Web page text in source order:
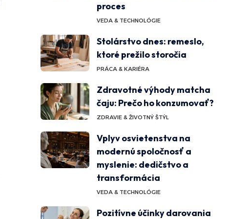
proces
VEDA & TECHNOLÓGIE
Stolárstvo dnes: remeslo,
ktoré prežilo storočia
PRÁCA & KARIÉRA
Zdravotné výhody matcha
čaju: Prečo ho konzumovať?
ZDRAVIE & ŽIVOTNÝ ŠTÝL
Vplyv osvietenstva na
modernú spoločnosť a
myslenie: dedičstvo a
transformácia
VEDA & TECHNOLÓGIE
Pozitívne účinky darovania